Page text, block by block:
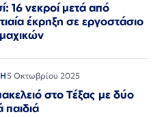
16 νεκροί μετά από
έκρηξη σε εργοστάσιο
5 Οκτωβρίου 2025
στο Τέξας με δύο
παιδιά